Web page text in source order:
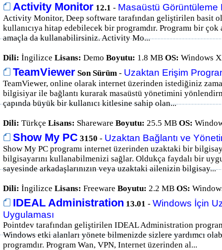
Activity Monitor 12.1 - Masaüstü Görüntüleme
Activity Monitor, Deep software tarafından geliştirilen basit
kullanıcıya hitap edebilecek bir programdır. Programı bir
amaçla da kullanabilirsiniz. Activity Mo...
Dili: İngilizce Lisans: Demo Boyutu: 1.8 MB OS: Windows
TeamViewer Son Sürüm - Uzaktan Erişim
TeamViewer, online olarak internet üzerinden istediğiniz
bilgisiyar ile bağlantı kurarak masaüstü yönetimini
çapında büyük bir kullanıcı kitlesine sahip olan...
Dili: Türkçe Lisans: Shareware Boyutu: 25.5 MB OS:
Show My PC 3150 - Uzaktan Bağlantı ve
Show My PC programı internet üzerinden uzaktaki bir
bilgisayarını kullanabilmenizi sağlar. Oldukça faydalı bir
sayesinde arkadaşlarınızın veya uzaktaki ailenizin bilgisay...
Dili: İngilizce Lisans: Freeware Boyutu: 2.2 MB OS:
IDEAL Administration 13.01 - Windows İçin
Uygulaması
Pointdev tarafından geliştirilen IDEAL Administration
Windows etki alanları yönete bilmenizde sizlere yardımcı
programdır. Program Wan, VPN, Internet üzerinden al...